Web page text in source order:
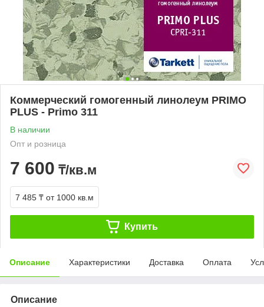
Коммерческий гомогенный линолеум PRIMO
PLUS - Primo 311
В наличии
Опт и розница
7 600 ₸/кв.м
7 485 ₸ от 1000 кв.м
Купить
Описание Характеристики Доставка Оплата
Описание